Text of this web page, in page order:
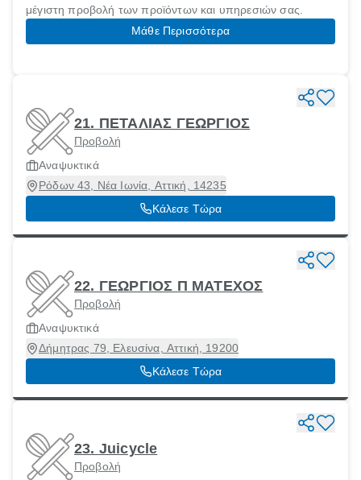
μέγιστη προβολή των προϊόντων και υπηρεσιών σας.
Μάθε Περισσότερα
21. ΠΕΤΑΛΙΑΣ ΓΕΩΡΓΙΟΣ
Προβολή
Αναψυκτικά
Ρόδων 43, Νέα Ιωνία, Αττική, 14235
Κάλεσε Τώρα
22. ΓΕΩΡΓΙΟΣ Π ΜΑΤΕΧΟΣ
Προβολή
Αναψυκτικά
Δήμητρας 79, Ελευσίνα, Αττική, 19200
Κάλεσε Τώρα
23. Juicycle
Προβολή